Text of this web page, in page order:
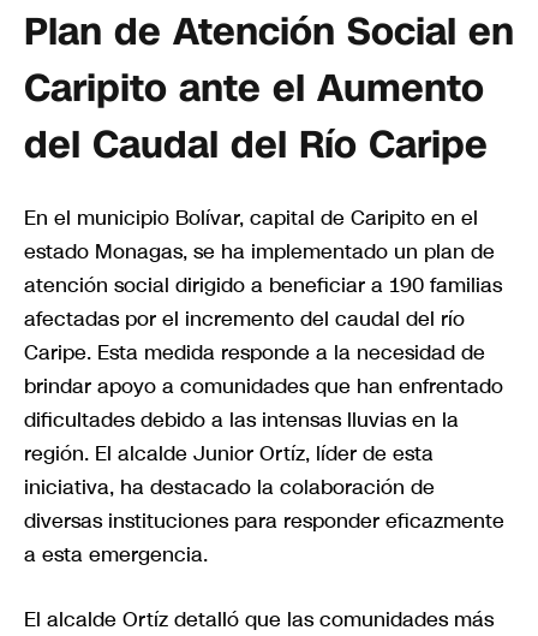
Plan de Atención Social en
Caripito ante el Aumento
del Caudal del Río Caripe
En el municipio Bolívar, capital de Caripito en el
estado Monagas, se ha implementado un plan de
atención social dirigido a beneficiar a 190 familias
afectadas por el incremento del caudal del río
Caripe. Esta medida responde a la necesidad de
brindar apoyo a comunidades que han enfrentado
dificultades debido a las intensas lluvias en la
región. El alcalde Junior Ortíz, líder de esta
iniciativa, ha destacado la colaboración de
diversas instituciones para responder eficazmente
a esta emergencia.
El alcalde Ortíz detalló que las comunidades más